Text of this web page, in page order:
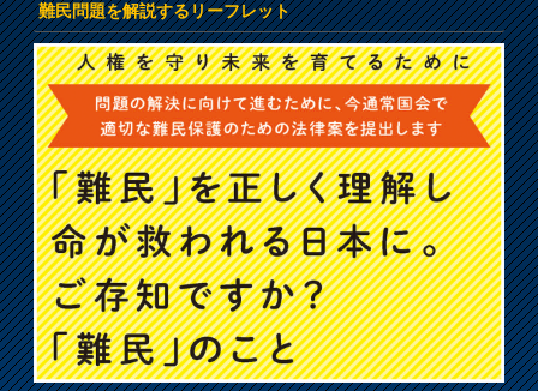
難民問題を解説するリーフレット